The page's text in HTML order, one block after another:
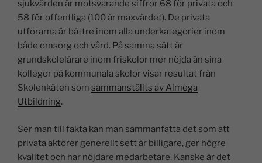
sjukvården är motsvarande siffror 68 för privata och
58 för offentliga (100 är maxvärdet). De privata
utförarna är bättre inom alla underkategorier inom
både omsorg och vård. På samma sätt är
grundskolelärare inom friskolor mer nöjda än sina
kollegor på kommunala skolor visar resultat från
Skolenkäten som sammanställts av Almega
Utbildning.
Ser man till fakta kan man sammanfatta det som att
privata aktörer generellt sett är billigare, ger högre
kvalitet och har nöjdare medarbetare. Kanske är det